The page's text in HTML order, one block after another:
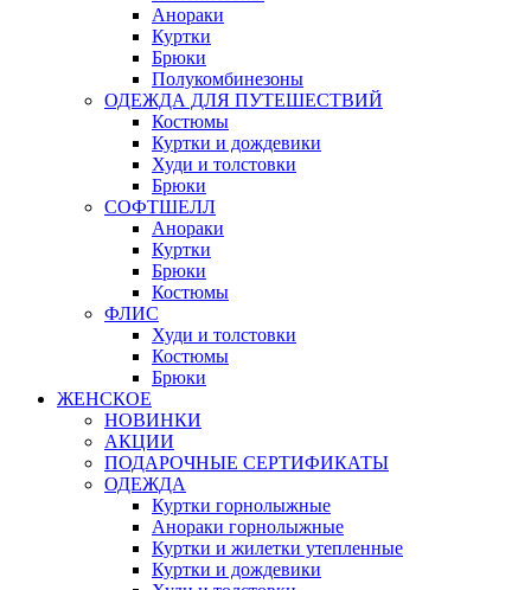
Анораки
Куртки
Брюки
Полукомбинезоны
ОДЕЖДА ДЛЯ ПУТЕШЕСТВИЙ
Костюмы
Куртки и дождевики
Худи и толстовки
Брюки
СОФТШЕЛЛ
Анораки
Куртки
Брюки
Костюмы
ФЛИС
Худи и толстовки
Костюмы
Брюки
ЖЕНСКОЕ
НОВИНКИ
АКЦИИ
ПОДАРОЧНЫЕ СЕРТИФИКАТЫ
ОДЕЖДА
Куртки горнолыжные
Анораки горнолыжные
Куртки и жилетки утепленные
Куртки и дождевики